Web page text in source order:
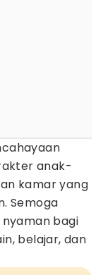
anak-
kamar yang
Semoga
bagi
belajar, dan